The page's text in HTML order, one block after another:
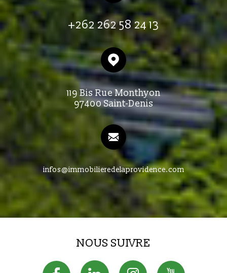
+262 262 58 24 13
infos@immobilieredelaprovidence.com
119 Bis Rue Monthyon
97400 Saint-Denis
NOUS SUIVRE